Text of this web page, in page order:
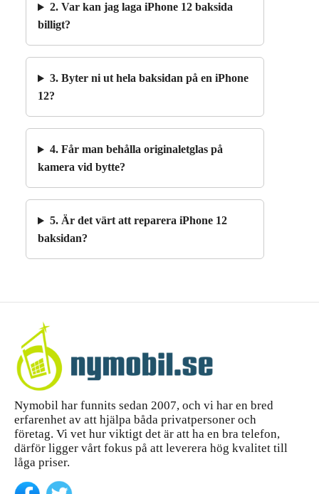
2. Var kan jag laga iPhone 12 baksida
billigt?
3. Byter ni ut hela baksidan på en iPhone
12?
4. Får man behålla originaletglas på
kamera vid bytte?
5. Är det värt att reparera iPhone 12
baksidan?
Nymobil har funnits sedan 2007, och vi har en bred
erfarenhet av att hjälpa båda privatpersoner och
företag. Vi vet hur viktigt det är att ha en bra telefon,
därför ligger vårt fokus på att leverera hög kvalitet till
låga priser.